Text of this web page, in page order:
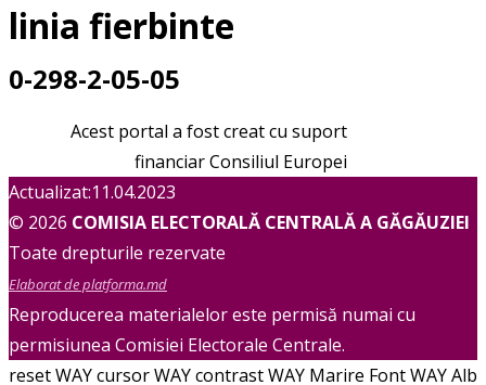
linia fierbinte
0-298-2-05-05
Acest portal a fost creat cu suport
financiar Consiliul Europei
Actualizat:11.04.2023
© 2026 COMISIA ELECTORALĂ CENTRALĂ A GĂGĂUZIEI
Toate drepturile rezervate
Elaborat de platforma.md
Reproducerea materialelor este permisă numai cu
permisiunea Comisiei Electorale Centrale.
reset WAYcursor WAYcontrast WAY Marire Font WAYAlb